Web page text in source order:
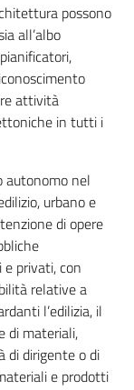
possono
all’albo
attività
in tutti i
autonomo nel
urbano e
di opere
privati, con
relative a
l’edilizia, il
di materiali,
di dirigente o di
e prodotti